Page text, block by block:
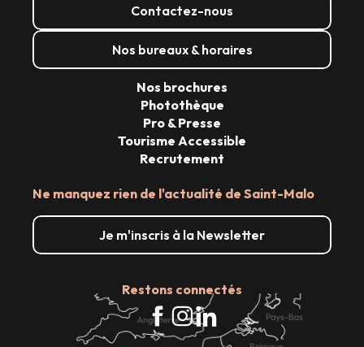
Contactez-nous
Nos bureaux & horaires
Ne manquez rien de l'actualité de Saint-Malo
Je m'inscris à la Newsletter
Restons connectés
Nos brochures
Photothèque
Pro & Presse
Tourisme Accessible
Recrutement